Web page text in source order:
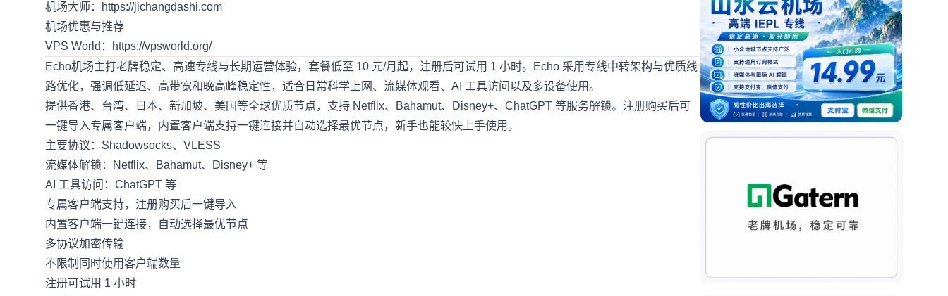
机场大师：
https://jichangdashi.com
机场优惠与推荐
VPS World：
https://vpsworld.org/
Echo机场主打老牌稳定、高速专线与长期运营体验，套餐低至 10 元/月起，注册后可试用 1 小时。Echo 采用专线中转架构与优质线
路优化，强调低延迟、高带宽和晚高峰稳定性，适合日常科学上网、流媒体观看、AI 工具访问以及多设备使用。
提供香港、台湾、日本、新加坡、美国等全球优质节点，支持 Netflix、Bahamut、Disney+、ChatGPT 等服务解锁。注册购买后可
一键导入专属客户端，内置客户端支持一键连接并自动选择最优节点，新手也能较快上手使用。
主要协议：Shadowsocks、VLESS
流媒体解锁：Netflix、Bahamut、Disney+ 等
AI 工具访问：ChatGPT 等
专属客户端支持，注册购买后一键导入
内置客户端一键连接，自动选择最优节点
多协议加密传输
不限制同时使用客户端数量
注册可试用 1 小时